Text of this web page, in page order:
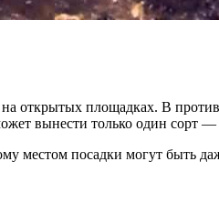
площадках. В
вынести только один
местом посадки могут быть